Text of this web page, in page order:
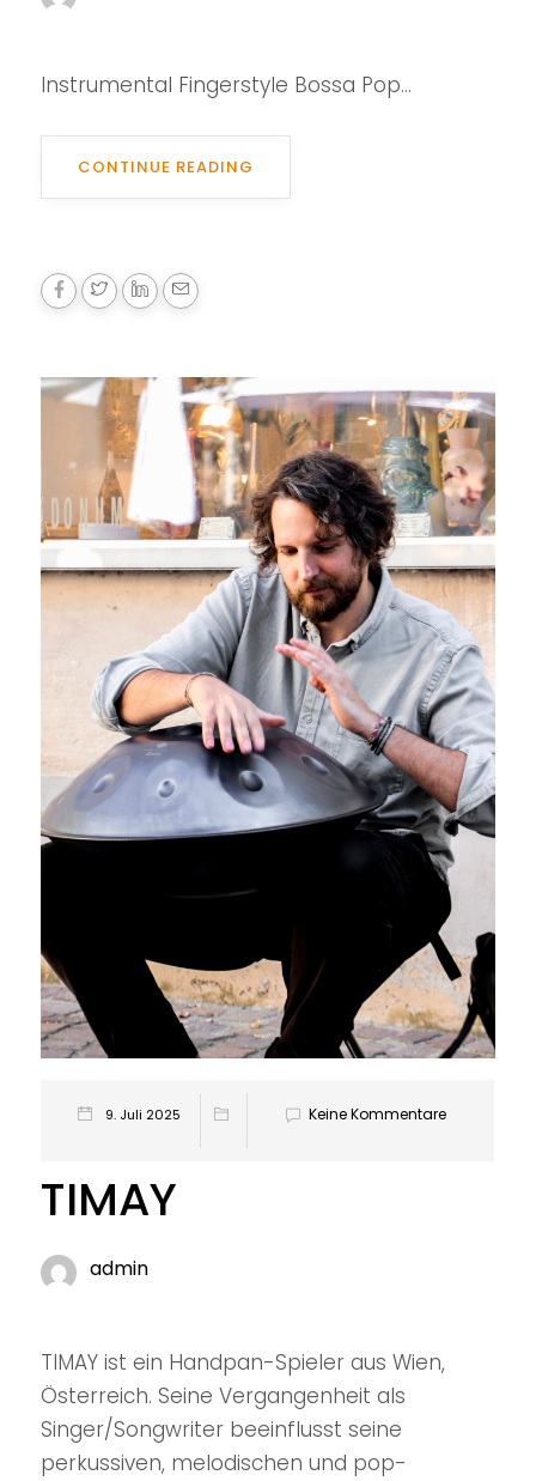
Instrumental Fingerstyle Bossa Pop...
CONTINUE READING
9. Juli 2025 Keine Kommentare
TIMAY
admin
TIMAY ist ein Handpan-Spieler aus Wien,
Österreich. Seine Vergangenheit als
Singer/Songwriter beeinflusst seine
perkussiven, melodischen und pop-